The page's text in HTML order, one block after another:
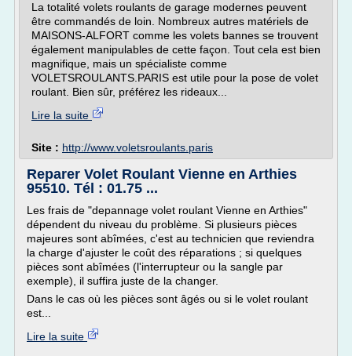
La totalité volets roulants de garage modernes peuvent
être commandés de loin. Nombreux autres matériels de
MAISONS-ALFORT comme les volets bannes se trouvent
également manipulables de cette façon. Tout cela est bien
magnifique, mais un spécialiste comme
VOLETSROULANTS.PARIS est utile pour la pose de volet
roulant. Bien sûr, préférez les rideaux...
Lire la suite
Site : http://www.voletsroulants.paris
Reparer Volet Roulant Vienne en Arthies
95510. Tél : 01.75 ...
Les frais de "depannage volet roulant Vienne en Arthies"
dépendent du niveau du problème. Si plusieurs pièces
majeures sont abîmées, c'est au technicien que reviendra
la charge d'ajuster le coût des réparations ; si quelques
pièces sont abîmées (l'interrupteur ou la sangle par
exemple), il suffira juste de la changer.
Dans le cas où les pièces sont âgés ou si le volet roulant
est...
Lire la suite